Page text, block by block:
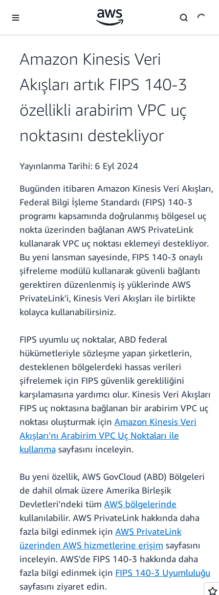
Amazon Kinesis Veri
Akışları artık FIPS 140-3
özellikli arabirim VPC uç
noktasını destekliyor
Yayınlanma Tarihi: 6 Eyl 2024
Bugünden itibaren Amazon Kinesis Veri Akışları,
Federal Bilgi İşleme Standardı (FIPS) 140-3
programı kapsamında doğrulanmış bölgesel uç
nokta üzerinden bağlanan AWS PrivateLink
kullanarak VPC uç noktası eklemeyi destekliyor.
Bu yeni lansman sayesinde, FIPS 140-3 onaylı
şifreleme modülü kullanarak güvenli bağlantı
gerektiren düzenlenmiş iş yüklerinde AWS
PrivateLink'i, Kinesis Veri Akışları ile birlikte
kolayca kullanabilirsiniz.
FIPS uyumlu uç noktalar, ABD federal
hükümetleriyle sözleşme yapan şirketlerin,
desteklenen bölgelerdeki hassas verileri
şifrelemek için FIPS güvenlik gerekliliğini
karşılamasına yardımcı olur. Kinesis Veri Akışları
FIPS uç noktasına bağlanan bir arabirim VPC uç
noktası oluşturmak için Amazon Kinesis Veri
Akışları'nı Arabirim VPC Uç Noktaları ile
kullanma sayfasını inceleyin.
Bu yeni özellik, AWS GovCloud (ABD) Bölgeleri
de dahil olmak üzere Amerika Birleşik
Devletleri'ndeki tüm AWS bölgelerinde
kullanılabilir. AWS PrivateLink hakkında daha
fazla bilgi edinmek için AWS PrivateLink
üzerinden AWS hizmetlerine erişim sayfasını
inceleyin. AWS'de FIPS 140-3 hakkında daha
fazla bilgi edinmek için FIPS 140-3 Uyumluluğu
sayfasını ziyaret edin.